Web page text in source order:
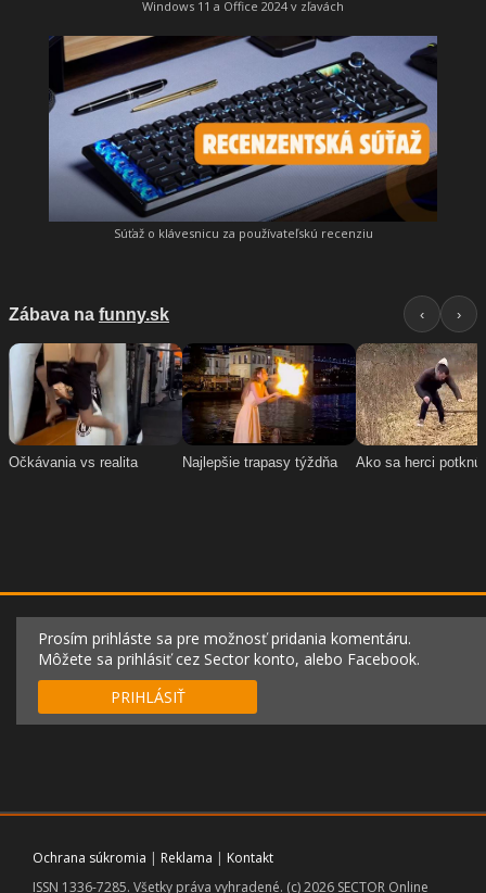
Windows 11 a Office 2024 v zľavách
Súťaž o klávesnicu za používateľskú recenziu
Prosím prihláste sa pre možnosť pridania komentáru.
Môžete sa prihlásiť cez Sector konto, alebo Facebook.
PRIHLÁSIŤ
Ochrana súkromia | Reklama | Kontakt
ISSN 1336-7285. Všetky práva vyhradené. (c) 2026 SECTOR Online